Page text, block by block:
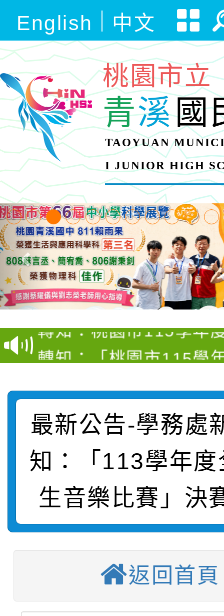
English 中文
桃園市立
青溪國
TAOYUAN
I JUNIOR HIGH
【甄選結果(第4招)】
學年度第1學期第9次代
結果(第4招)
【甄選結果(第12招)】
學年度第1學期第7次代
結果(第12招)
轉知：桃園市115學年
賽及師生本土語及新住
轉知：「桃園市115學
動辦法」
城市手牽手，綠能透明
畫影片一案
轉知：「115學年度全
劇比賽實施要點」及修
表
轉知：桃園市115年度
敬師藝文競賽』實施計
【甄選結果(第11招)】
結果(第11招)
學年度第1學期第9次代
結果(第3招)
【甄選結果(第4招)】
學年度第1學期第9次
結果(第4招)
【甄選結果(第12招)】
學年度第1學期第7次代
轉知：桃園市115學年
最新公告-學務處
知：「113學年度
生音樂比賽」決
返回首頁